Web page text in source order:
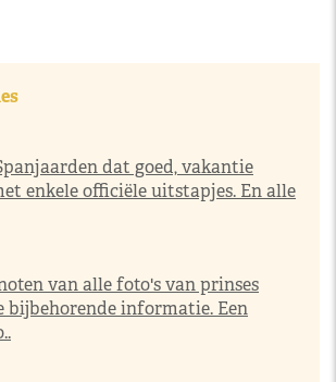
dat goed, vakantie
enkele officiële uitstapjes. En alle
van alle foto's van prinses
bijbehorende informatie. Een